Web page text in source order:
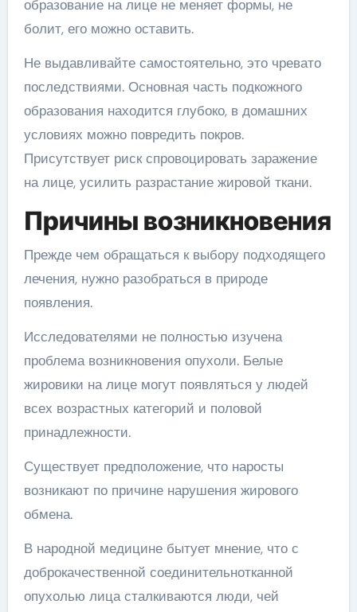
образование на лице не меняет формы, не
болит, его можно оставить.
Не выдавливайте самостоятельно, это чревато
последствиями. Основная часть подкожного
образования находится глубоко, в домашних
условиях можно повредить покров.
Присутствует риск спровоцировать заражение
на лице, усилить разрастание жировой ткани.
Причины возникновения
Прежде чем обращаться к выбору подходящего
лечения, нужно разобраться в природе
появления.
Исследователями не полностью изучена
проблема возникновения опухоли. Белые
жировики на лице могут появляться у людей
всех возрастных категорий и половой
принадлежности.
Существует предположение, что наросты
возникают по причине нарушения жирового
обмена.
В народной медицине бытует мнение, что с
доброкачественной соединительнотканной
опухолью лица сталкиваются люди, чей